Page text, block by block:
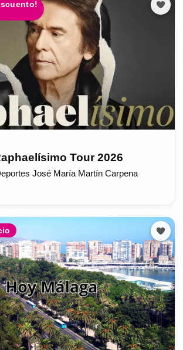
Tour 2026
José María Martín Carpena